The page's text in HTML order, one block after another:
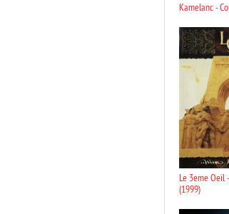
Kamelanc -
Le 3eme Oeil
(1999)